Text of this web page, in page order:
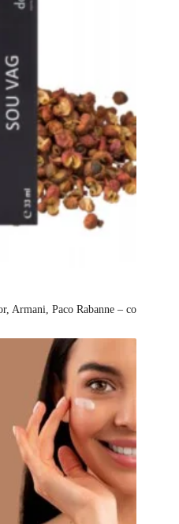
Armani, Paco Rabanne – co